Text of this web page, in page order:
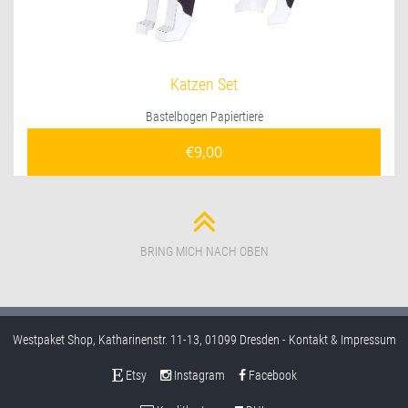
Katzen Set
Bastelbogen Papiertiere
€9,00
BRING MICH NACH OBEN
Westpaket Shop, Katharinenstr. 11-13, 01099 Dresden - Kontakt & Impressum
Etsy Instagram Facebook